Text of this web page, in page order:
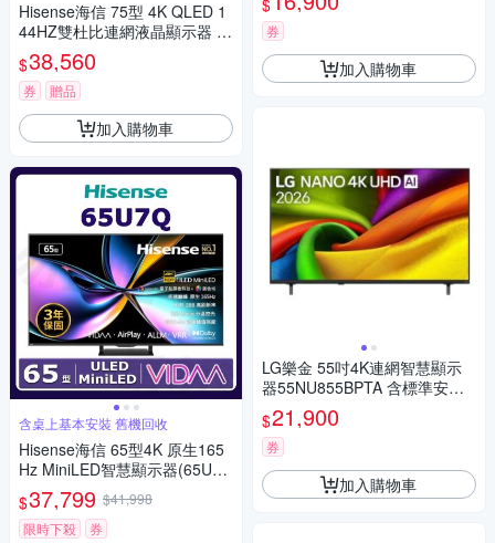
Hisense海信 75型 4K QLED 1
44HZ雙杜比連網液晶顯示器 7
5Q7N 送桌上安裝
$38,560
券 贈品
加入購物車
含桌上基本安裝 舊機回收
Hisense海信 65型4K 原生165
Hz MiniLED智慧顯示器(65U7
Q)
$37,799 $41,998
限時下殺
券
320】
$
券
加入購物車
LG樂金 55吋4K連網智慧顯示
器55NU855BPTA 含標準安裝
送7-11商品卡900元
$21,900
券
加入購物車